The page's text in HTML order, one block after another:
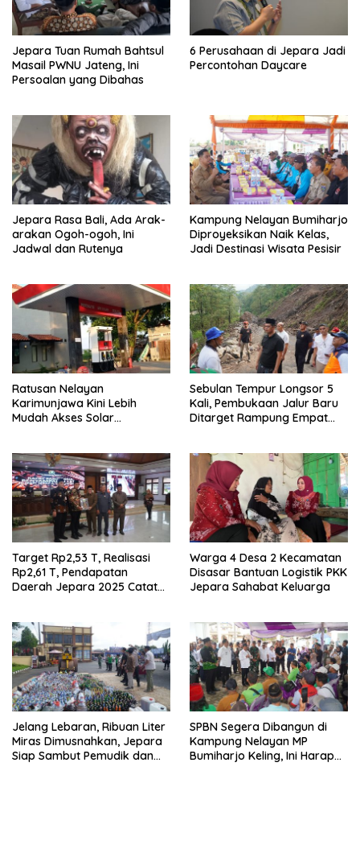
Jepara Tuan Rumah Bahtsul
Masail PWNU Jateng, Ini
Persoalan yang Dibahas
6 Perusahaan di Jepara Jadi
Percontohan Daycare
Jepara Rasa Bali, Ada Arak-
arakan Ogoh-ogoh, Ini
Jadwal dan Rutenya
Kampung Nelayan Bumiharjo
Diproyeksikan Naik Kelas,
Jadi Destinasi Wisata Pesisir
Ratusan Nelayan
Karimunjawa Kini Lebih
Mudah Akses Solar
Sebulan Tempur Longsor 5
Kali, Pembukaan Jalur Baru
Ditarget Rampung Empat
Target Rp2,53 T, Realisasi
Rp2,61 T, Pendapatan
Daerah Jepara 2025 Catat
Warga 4 Desa 2 Kecamatan
Disasar Bantuan Logistik PKK
Jepara Sahabat Keluarga
Jelang Lebaran, Ribuan Liter
Miras Dimusnahkan, Jepara
Siap Sambut Pemudik dan
SPBN Segera Dibangun di
Kampung Nelayan MP
Bumiharjo Keling, Ini Harapan